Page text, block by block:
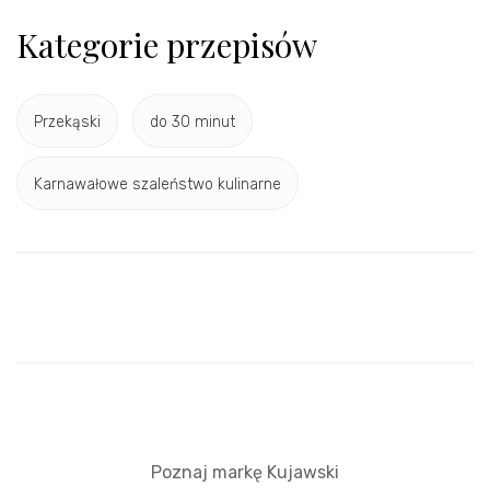
Kategorie przepisów
Przekąski do 30 minut
Karnawałowe szaleństwo kulinarne
Poznaj markę Kujawski